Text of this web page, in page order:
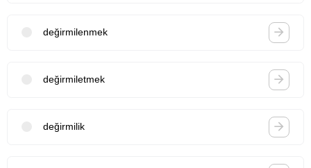
değirmilenmek
değirmiletmek
değirmilik